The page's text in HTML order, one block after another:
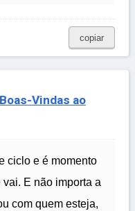
copiar
Vindas ao
ciclo e é momento
E não importa a
com quem esteja,